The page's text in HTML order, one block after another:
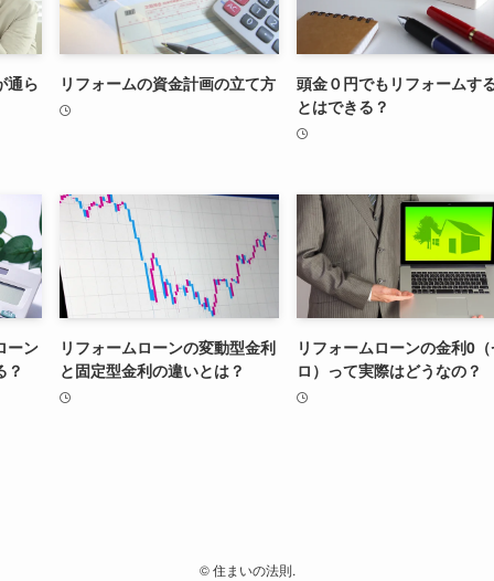
通ら リフォームの資金計画の立て方
頭金０円でもリフォームす
とはできる？
ーン
？
リフォームローンの変動型金利
と固定型金利の違いとは？
リフォームローンの金利0
ロ）って実際はどうなの？
©住まいの法則.